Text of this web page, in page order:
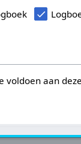
voldoen aan